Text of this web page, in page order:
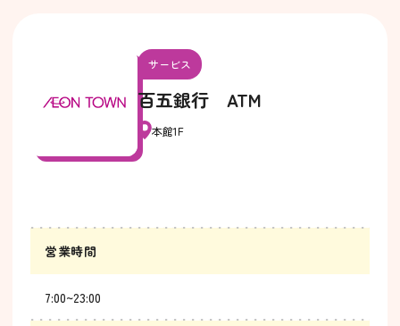
サービス
百五銀行 ATM
本館1F
営業時間
7:00~23:00